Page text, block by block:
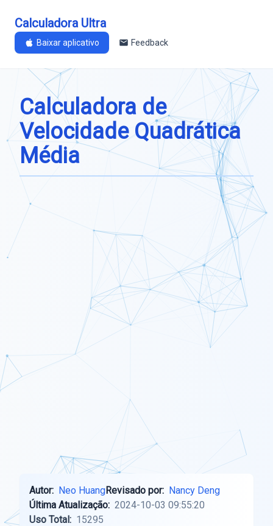
Calculadora Ultra
Baixar aplicativo Feedback
Calculadora de
Velocidade Quadrática
Média
Autor: Neo HuangRevisado por: Nancy Deng
Última Atualização: 2024-10-03 09:55:20
Uso Total: 15295